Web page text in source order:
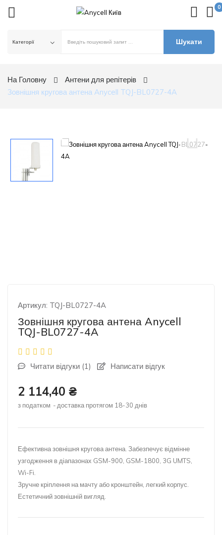
0
Шукати
На Головну
Антени для репітерів
Зовнішня кругова антена Anycell TQJ-BL0727-4A
Артикул: TQJ-BL0727-4A
Зовнішня кругова антена Anycell
TQJ-BL0727-4A
Читати відгуки (1) Написати відгук
2 114,40 ₴
з податком доставка протягом 18-30 днів
Ефективна зовнішня кругова антена. Забезпечує відмінне
узгодження в діапазонах GSM-900, GSM-1800, 3G UMTS,
Wi-Fi.
Зручне кріплення на мачту або кронштейн, легкий корпус.
Естетичний зовнішній вигляд.